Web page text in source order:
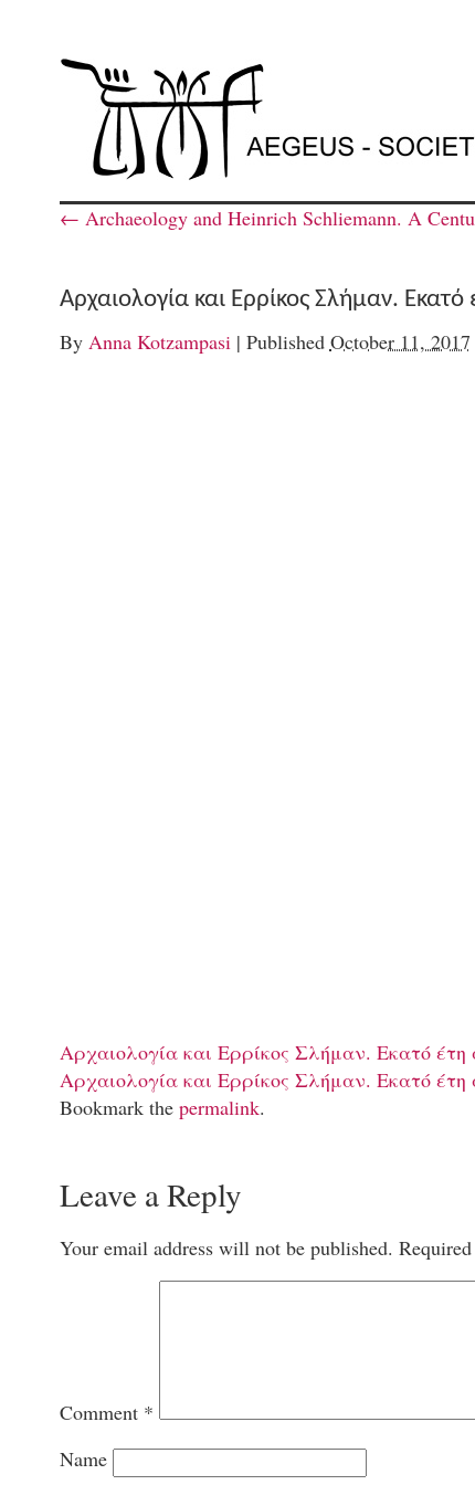
← Archaeology and Heinrich Schliemann. A
Αρχαιολογία και Ερρίκος Σλήμαν.
By Anna Kotzampasi | Published October 11, 2017
Αρχαιολογία και Ερρίκος Σλήμαν. Εκατό
Αρχαιολογία και Ερρίκος Σλήμαν. Εκατό
Bookmark the permalink.
Leave a Reply
Your email address will not be published.
Comment *
Name